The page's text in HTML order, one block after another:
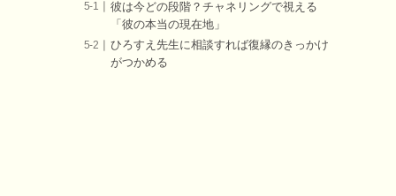
彼は今どの段階？チャネリングで視える
「彼の本当の現在地」
ひろすえ先生に相談すれば復縁のきっかけ
がつかめる